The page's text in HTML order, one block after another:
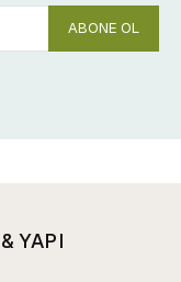
ABONE OL
YAPI